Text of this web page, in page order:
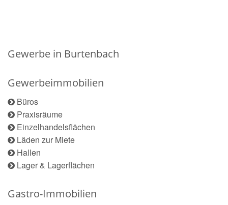
Gewerbe in Burtenbach
Gewerbeimmobilien
Büros
Praxisräume
Einzelhandelsflächen
Läden zur Miete
Hallen
Lager & Lagerflächen
Gastro-Immobilien